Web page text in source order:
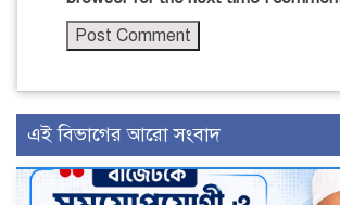
এই বিভাগের আরো সংবাদ